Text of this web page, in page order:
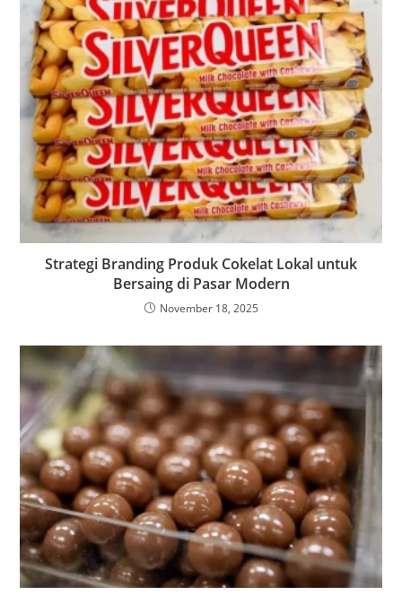
Strategi Branding Produk Cokelat Lokal untuk
Bersaing di Pasar Modern
November 18, 2025